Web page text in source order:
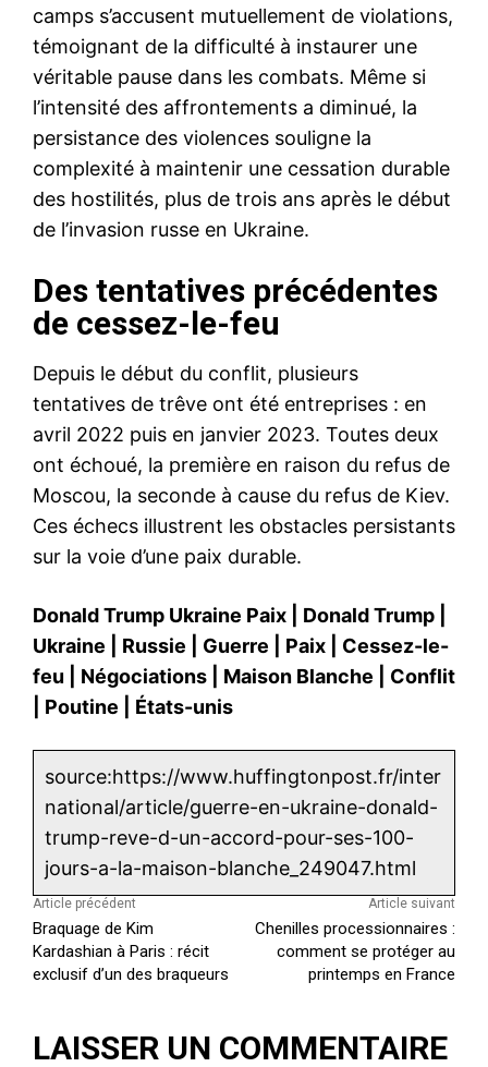
camps s’accusent mutuellement de violations,
témoignant de la difficulté à instaurer une
véritable pause dans les combats. Même si
l’intensité des affrontements a diminué, la
persistance des violences souligne la
complexité à maintenir une cessation durable
des hostilités, plus de trois ans après le début
de l’invasion russe en Ukraine.
Des tentatives précédentes
de cessez-le-feu
Depuis le début du conflit, plusieurs
tentatives de trêve ont été entreprises : en
avril 2022 puis en janvier 2023. Toutes deux
ont échoué, la première en raison du refus de
Moscou, la seconde à cause du refus de Kiev.
Ces échecs illustrent les obstacles persistants
sur la voie d’une paix durable.
Donald Trump Ukraine Paix Donald Trump
Ukraine
Russie Guerre Paix
Cessez-le-
feu
Négociations Maison Blanche
Conflit
Poutine États-unis
source:https://www.huffingtonpost.fr/inter
national/article/guerre-en-ukraine-donald-
trump-reve-d-un-accord-pour-ses-100-
jours-a-la-maison-blanche_249047.html
Article précédent
Braquage de Kim
Kardashian à Paris : récit
exclusif d’un des braqueurs
Article suivant
Chenilles processionnaires :
comment se protéger au
printemps en France
LAISSER UN COMMENTAIRE